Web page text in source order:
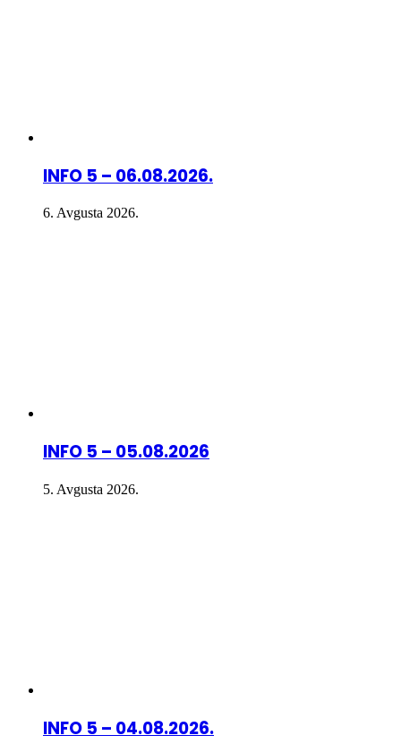
INFO 5 – 06.08.2026.
6. Avgusta 2026.
INFO 5 – 05.08.2026
5. Avgusta 2026.
INFO 5 – 04.08.2026.